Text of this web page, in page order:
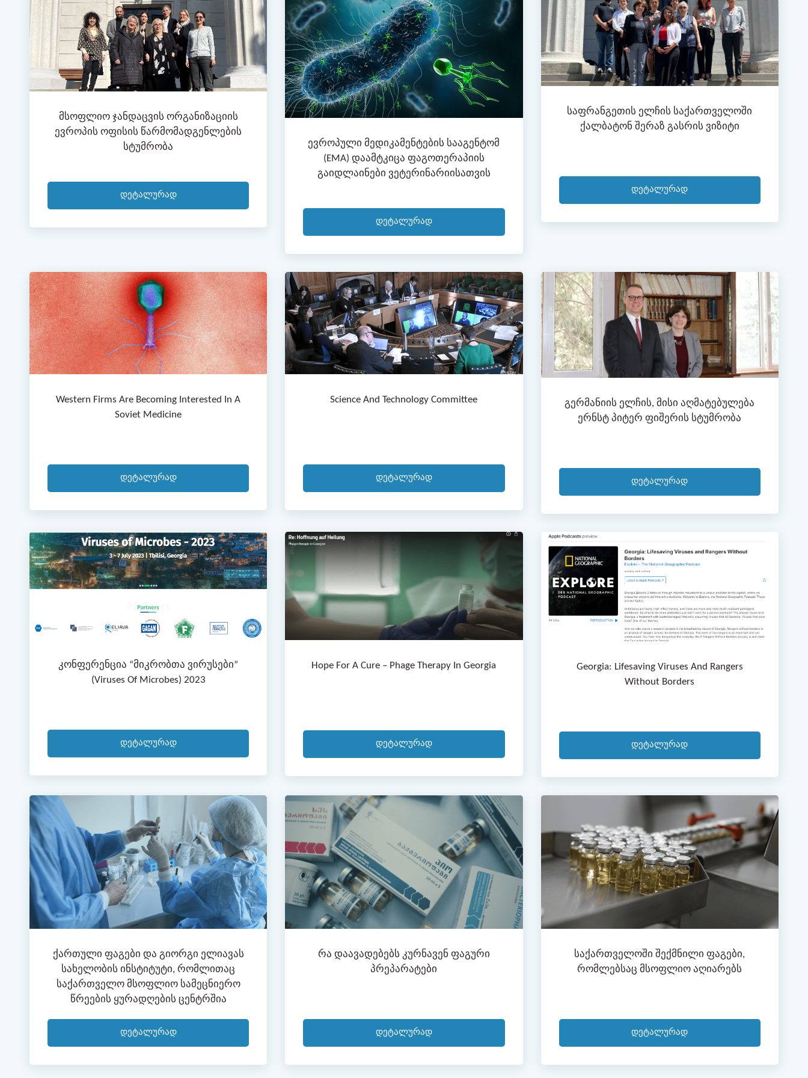
Მსოფლიო Ჯანდაცვის Ორგანიზაციის
Ევროპის Ოფისის Წარმომადგენლების
Სტუმრობა
Დეტალურად
Ევროპული Მედიკამენტების Სააგენტომ
(EMA) Დაამტკიცა Ფაგოთერაპიის
Გაიდლაინები Ვეტერინარიისათვის
Დეტალურად
Საფრანგეთის Ელჩის Საქართველოში
Ქალბატონ Შერაზ Გასრის Ვიზიტი
Დეტალურად
Western Firms Are Becoming Interested In A
Soviet Medicine
Დეტალურად
Science And Technology Committee
Დეტალურად
Გერმანიის Ელჩის, Მისი Აღმატებულება
Ერნსტ Პიტერ Ფიშერის Სტუმრობა
Დეტალურად
Კონფერენცია “მიკრობთა Ვირუსები”
(Viruses Of Microbes) 2023
Დეტალურად
Hope For A Cure – Phage Therapy In Georgia
Დეტალურად
Georgia: Lifesaving Viruses And Rangers
Without Borders
Დეტალურად
Ქართული Ფაგები Და Გიორგი Ელიავას
Სახელობის Ინსტიტუტი, Რომლითაც
Საქართველო Მსოფლიო Სამეცნიერო
Წრეების Ყურადღების Ცენტრშია
Დეტალურად
Რა Დაავადებებს Კურნავენ Ფაგური
Პრეპარატები
Დეტალურად
Საქართველოში Შექმნილი Ფაგები,
Რომლებსაც Მსოფლიო Აღიარებს
Დეტალურად